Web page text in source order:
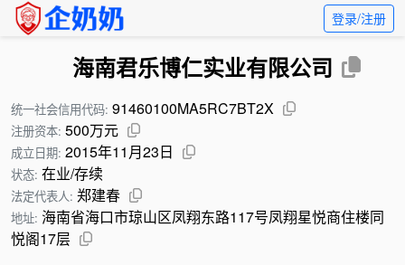
登录/注册
海南君乐博仁实业有限公司
统一社会信用代码: 91460100MA5RC7BT2X
注册资本: 500万元
成立日期: 2015年11月23日
状态: 在业/存续
法定代表人: 郑建春
地址: 海南省海口市琼山区凤翔东路117号凤翔星悦商住楼同
悦阁17层